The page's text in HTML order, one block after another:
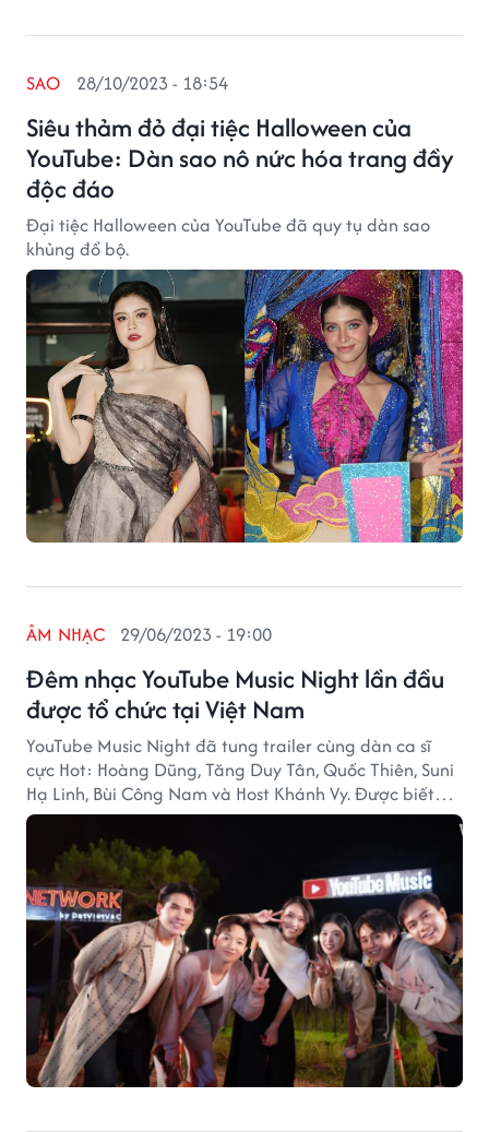
Siêu thảm đỏ đại tiệc Halloween của
YouTube: Dàn sao nô nức hóa trang đầy
độc đáo
SAO 28/10/2023 - 18:54
Đại tiệc Halloween của YouTube đã quy tụ dàn sao
khủng đổ bộ.
Đêm nhạc YouTube Music Night lần đầu
được tổ chức tại Việt Nam
ÂM NHẠC 29/06/2023 - 19:00
YouTube Music Night đã tung trailer cùng dàn ca sĩ
cực Hot: Hoàng Dũng, Tăng Duy Tân, Quốc Thiên, Suni
Hạ Linh, Bùi Công Nam và Host Khánh Vy. Được biết
đêm nhạc đầu tư quay hình tại vùng đồi cao Đà Lạt
với mây trời lãng mạn, cùng những ca khúc “vượt thời
gian” được làm mới theo phong cách Gen Z hiện đại
bắt tai.